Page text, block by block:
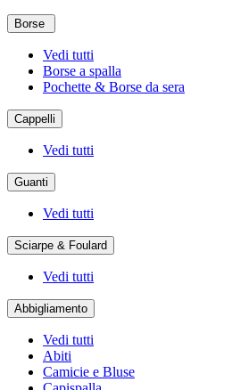
Borse
Vedi tutti
Borse a spalla
Pochette & Borse da sera
Cappelli
Vedi tutti
Guanti
Vedi tutti
Sciarpe & Foulard
Vedi tutti
Abbigliamento
Vedi tutti
Abiti
Camicie e Bluse